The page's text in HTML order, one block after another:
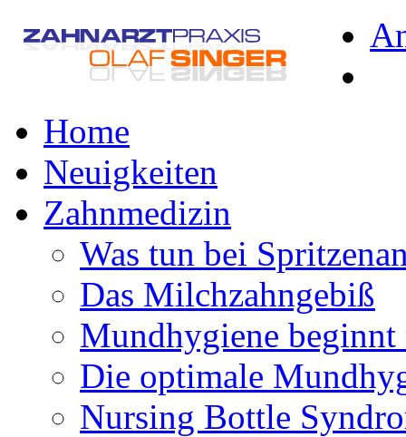
Home
Neuigkeiten
Zahnmedizin
Was tun bei
Das Milchzahngebiß
Mundhygiene beginnt
Die optimale
Nursing Bottle